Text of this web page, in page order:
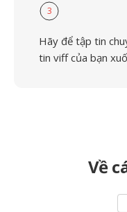
3
Hãy để tập tin
tin viff của bạn
Về